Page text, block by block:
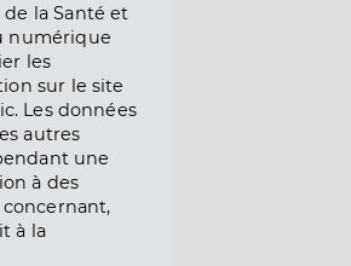
la Santé et
numérique
les
sur le site
Les données
autres
une
à des
concernant,
à la